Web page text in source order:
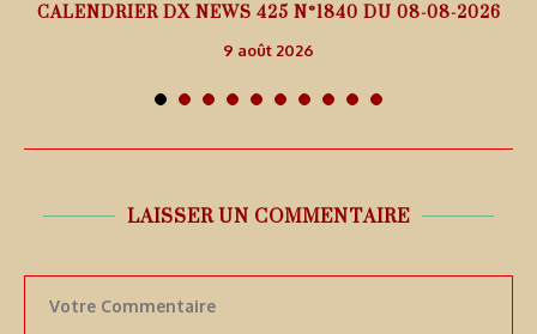
CALENDRIER DX NEWS 425 N°1840 DU 08-08-2026
9 août 2026
LAISSER UN COMMENTAIRE